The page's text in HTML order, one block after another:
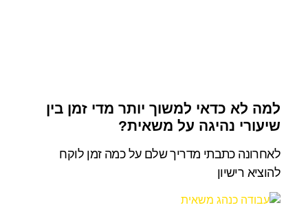
למה לא כדאי למשוך יותר מדי זמן בין
שיעורי נהיגה על משאית?
לאחרונה כתבתי מדריך שלם על כמה זמן לוקח
להוציא רישיון